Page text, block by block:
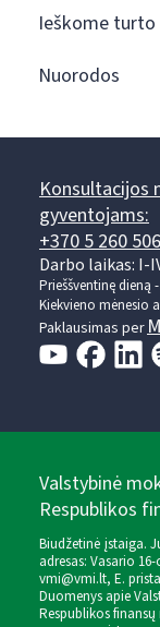
Ieškome turto
Nuorodos
Konsultacijos
gyventojams:
+370 5 260
Darbo laikas: I-
Prieššventinę dieną
Kiekvieno mėnesio
Paklausimas per
Valstybinė
Respublikos
Biudžetinė įstaiga.
adresas: Vasario
vmi@vmi.lt, E.
Duomenys apie
Respublikos